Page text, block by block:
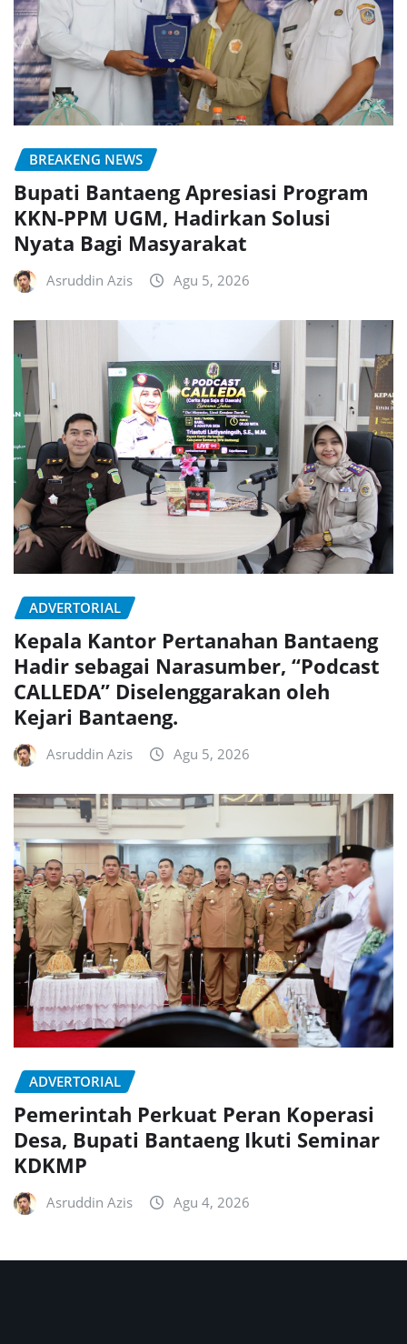
BREAKENG NEWS
Bupati Bantaeng Apresiasi Program
KKN-PPM UGM, Hadirkan Solusi
Nyata Bagi Masyarakat
Asruddin Azis Agu 5, 2026
ADVERTORIAL
Kepala Kantor Pertanahan Bantaeng
Hadir sebagai Narasumber, “Podcast
CALLEDA” Diselenggarakan oleh
Kejari Bantaeng.
Asruddin Azis Agu 5, 2026
ADVERTORIAL
Pemerintah Perkuat Peran Koperasi
Desa, Bupati Bantaeng Ikuti Seminar
KDKMP
Asruddin Azis Agu 4, 2026